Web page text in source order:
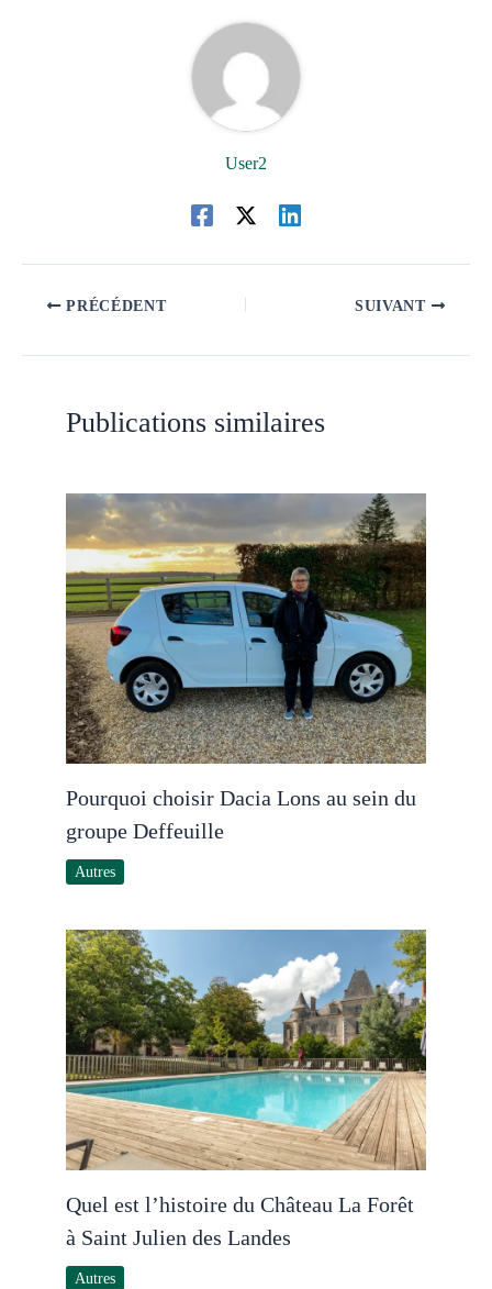
User2
PRÉCÉDENT SUIVANT
Publications similaires
Pourquoi choisir Dacia Lons au sein du
groupe Deffeuille
Autres
Quel est l’histoire du Château La Forêt
à Saint Julien des Landes
Autres